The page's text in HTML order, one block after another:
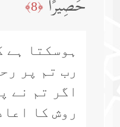
حَصِیرًا ﴿8﴾
ہوسکتا ہے
رب تم پر
اگر تم نے
روش کا